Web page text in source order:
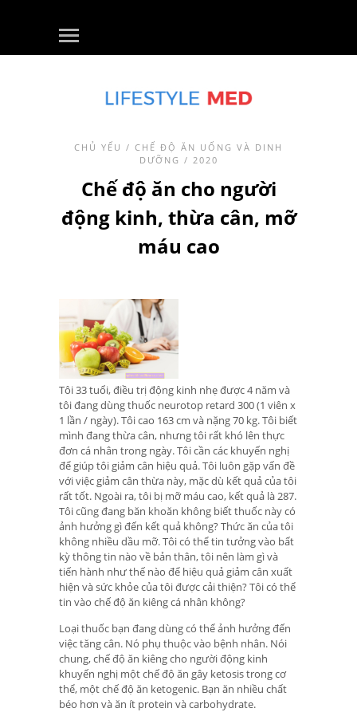
CHỦ YẾU / CHẾ ĐỘ ĂN UỐNG VÀ DINH
DƯỠNG / 2020
Chế độ ăn cho người
động kinh, thừa cân, mỡ
máu cao
Tôi 33 tuổi, điều trị động kinh nhẹ được 4 năm và
tôi đang dùng thuốc neurotop retard 300 (1 viên x
1 lần / ngày). Tôi cao 163 cm và nặng 70 kg. Tôi biết
mình đang thừa cân, nhưng tôi rất khó lên thực
đơn cá nhân trong ngày. Tôi cần các khuyến nghị
để giúp tôi giảm cân hiệu quả. Tôi luôn gặp vấn đề
với việc giảm cân thừa này, mặc dù kết quả của tôi
rất tốt. Ngoài ra, tôi bị mỡ máu cao, kết quả là 287.
Tôi cũng đang băn khoăn không biết thuốc này có
ảnh hưởng gì đến kết quả không? Thức ăn của tôi
không nhiều dầu mỡ. Tôi có thể tin tưởng vào bất
kỳ thông tin nào về bản thân, tôi nên làm gì và
tiến hành như thế nào để hiệu quả giảm cân xuất
hiện và sức khỏe của tôi được cải thiện? Tôi có thể
tin vào chế độ ăn kiêng cá nhân không?
Loại thuốc bạn đang dùng có thể ảnh hưởng đến
việc tăng cân. Nó phụ thuộc vào bệnh nhân. Nói
chung, chế độ ăn kiêng cho người động kinh
khuyến nghị một chế độ ăn gây ketosis trong cơ
thể, một chế độ ăn ketogenic. Bạn ăn nhiều chất
béo hơn và ăn ít protein và carbohydrate.